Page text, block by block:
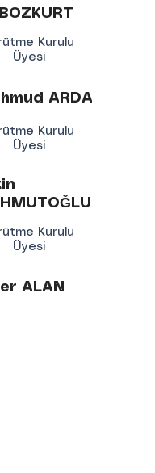
Kurulu
Üyesi
ARDA
Kurulu
Üyesi
Kurulu
Üyesi
ALAN